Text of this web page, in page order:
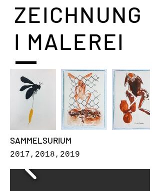
ZEICHNUNG
I MALEREI
SAMMELSURIUM
2017,2018,2019